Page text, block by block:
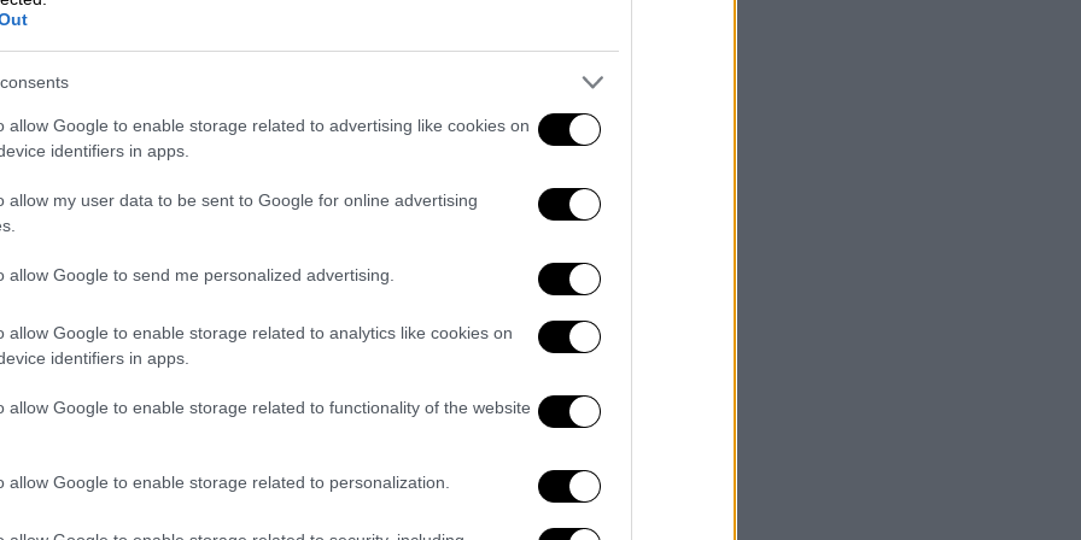
allow Google to enable storage related to advertising like cookies on
identifiers in apps.
allow my user data to be sent to Google for online advertising
allow Google to send me personalized advertising.
allow Google to enable storage related to analytics like cookies on
identifiers in apps.
allow Google to enable storage related to functionality of the website
allow Google to enable storage related to personalization.
και αδυναμία συνεννόησης.
ΑΚΕΛ και το ΕΛΑΜ. Το ΑΚΕΛ αύξησε τα
χρόνια. Κατέγραψε αύξηση 1.4%, ενώ
9,000 περίπου. Το κόμμα της
νέους ψηφοφόρους, με ποσοστό 21% στην
παρουσιάζοντας αύξηση τεσσάρων
παγιώνοντας πλέον την παρουσία
συστήματος. Πρόκειται μάλιστα για
εμφάνιση σε βουλευτικές εκλογές
ψήφων σε κάθε αναμέτρηση.
και ο Δημοκρατικός Συναγερμός, ο
μάλιστα ελαφρώς και τον
με το 2021. Το αποτέλεσμα αποκτά